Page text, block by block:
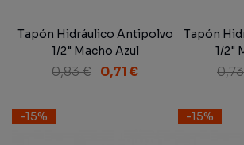
Tapón Hidráulico Antipolvo
1/2" Macho Azul
0,83 € 0,71 €
Tapón
1/2"
-15% -15%